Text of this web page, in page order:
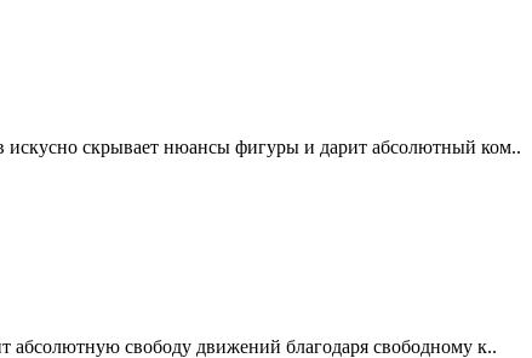
искусно скрывает нюансы фигуры и дарит абсолютный ком..
абсолютную свободу движений благодаря свободному к..